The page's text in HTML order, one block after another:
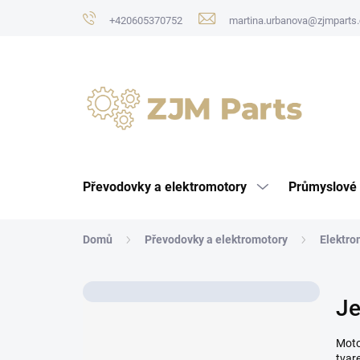
+420605370752
Převodovky a elektromotory
Domů Převodovky a elektromotory